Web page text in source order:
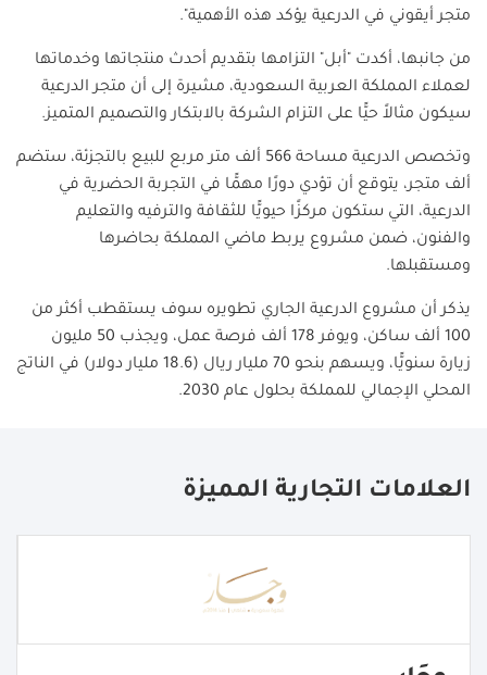
متجر أيقوني في الدرعية يؤكد هذه الأهمية".
من جانبها، أكدت "أبل" التزامها بتقديم أحدث منتجاتها وخدماتها
لعملاء المملكة العربية السعودية، مشيرة إلى أن متجر الدرعية
سيكون مثالاً حيًّا على التزام الشركة بالابتكار والتصميم المتميز.
وتخصص الدرعية مساحة 566 ألف متر مربع للبيع بالتجزئة، ستضم
ألف متجر، يتوقع أن تؤدي دورًا مهمًّا في التجربة الحضرية في
الدرعية، التي ستكون مركزًا حيويًّا للثقافة والترفيه والتعليم
والفنون، ضمن مشروع يربط ماضي المملكة بحاضرها
ومستقبلها.
يذكر أن مشروع الدرعية الجاري تطويره سوف يستقطب أكثر من
100 ألف ساكن، ويوفر 178 ألف فرصة عمل، ويجذب 50 مليون
زيارة سنويًّا، ويسهم بنحو 70 مليار ريال (18.6 مليار دولار) في الناتج
المحلي الإجمالي للمملكة بحلول عام 2030.
العلامات التجارية المميزة